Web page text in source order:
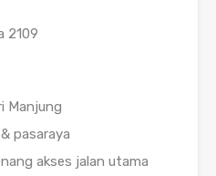
2109
Manjung
pasaraya
akses jalan utama